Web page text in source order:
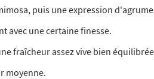
puis une expression
avec une certaine finesse.
fraîcheur assez vive bien
moyenne.